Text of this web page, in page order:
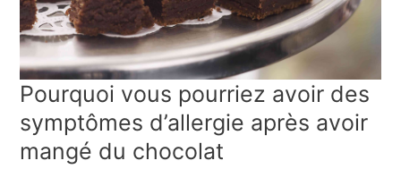
Pourquoi vous pourriez avoir des
symptômes d’allergie après avoir
mangé du chocolat